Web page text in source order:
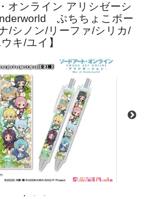
オンライン アリシゼーシ
ぷちちょこボー
/シノン/リーファ/シリカ/
キ/ユイ】